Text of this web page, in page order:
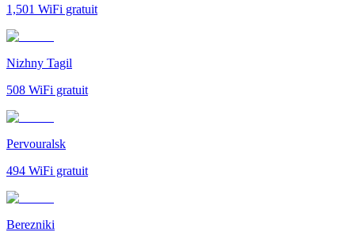
1,501 WiFi gratuit
Nizhny Tagil
508 WiFi gratuit
Pervouralsk
494 WiFi gratuit
Berezniki